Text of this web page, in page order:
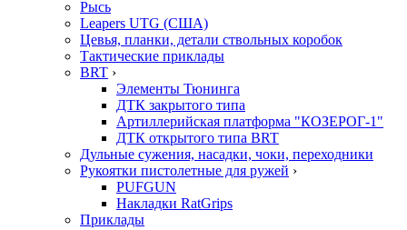
Рысь
Leapers UTG (США)
Цевья, планки, детали ствольных коробок
Тактические приклады
BRT ›
Элементы Тюнинга
ДТК закрытого типа
Артиллерийская платформа "КОЗЕРОГ-1"
ДТК открытого типа BRT
Дульные сужения, насадки, чоки, переходники
Рукоятки пистолетные для ружей ›
PUFGUN
Накладки RatGrips
Приклады